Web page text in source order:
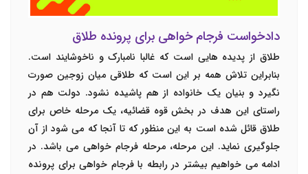
دادخواست فرجام خواهی برای پرونده طلاق
طلاق از پدیده هایی است که غالبا نامبارک و ناخوشایند است.
بنابراین تلاش همه بر این است که طلاقی میان زوجین صورت
نگیرد و بنیان یک خانواده از هم پاشیده نشود. دولت هم در
راستای این هدف در بخش قوه قضائیه، یک مرحله خاص برای
طلاق قائل شده است به این منظور که تا آنجا که می شود از آن
جلوگیری نماید. این مرحله، مرحله فرجام خواهی می باشد. در
ادامه می خواهیم بیشتر در رابطه با فرجام خواهی برای پرونده